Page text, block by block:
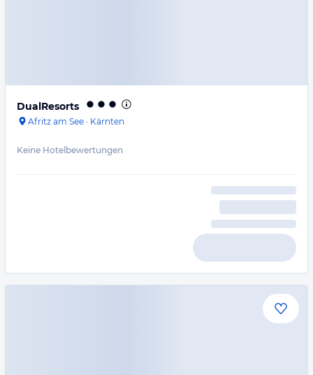
DualResorts
Afritz am See · Kärnten
Keine Hotelbewertungen